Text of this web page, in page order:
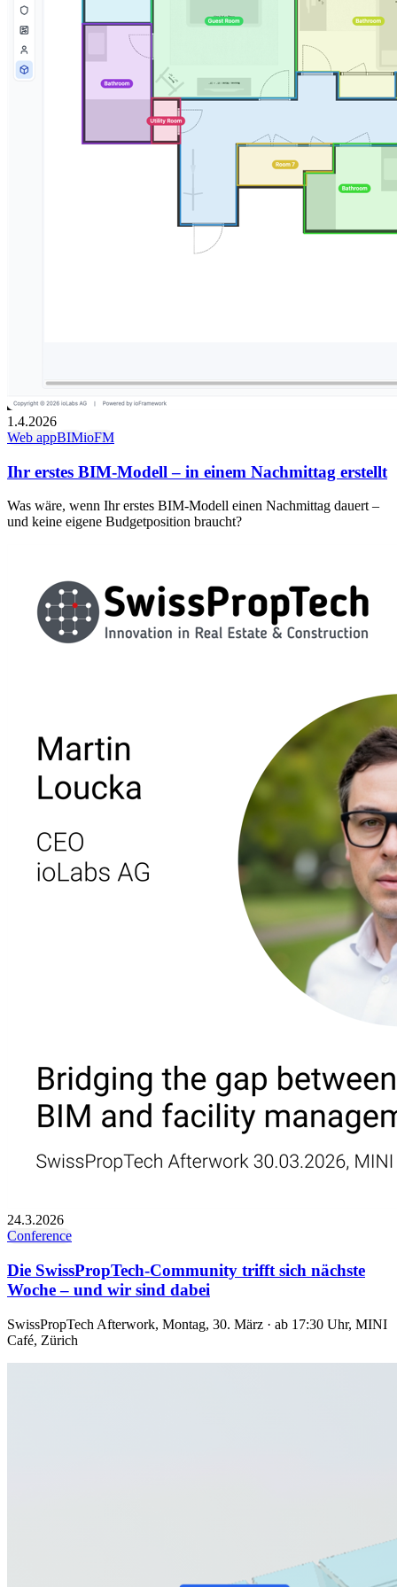
1.4.2026
Web appBIMioFM
Ihr erstes BIM-Modell – in einem Nachmittag erstellt
Was wäre, wenn Ihr erstes BIM-Modell einen Nachmittag dauert –
und keine eigene Budgetposition braucht?
24.3.2026
Conference
Die SwissPropTech-Community trifft sich nächste
Woche – und wir sind dabei
SwissPropTech Afterwork, Montag, 30. März · ab 17:30 Uhr, MINI
Café, Zürich